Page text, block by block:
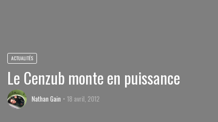
ACTUALITÉS
Le Cenzub monte en puissance
Nathan Gain 18 avril, 2012